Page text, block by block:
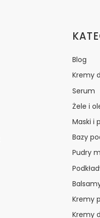
Blog
Kremy
Serum
Żele i
Maski i
Bazy
Pudry
Kremy
Kremy